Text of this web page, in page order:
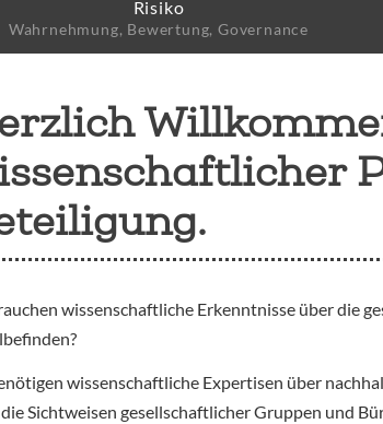
Risiko
Wahrnehmung, Bewertung, Governance
wissenschaftliche Erkenntnisse über die
wissenschaftliche Expertisen über
Sichtweisen gesellschaftlicher Gruppen und